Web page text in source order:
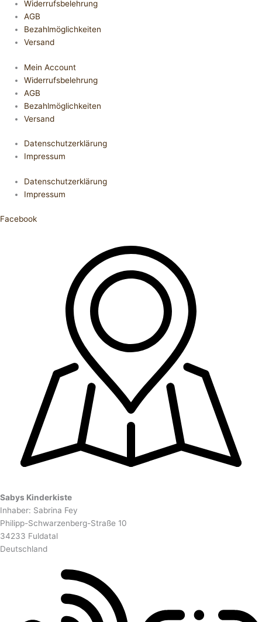
Widerrufsbelehrung
AGB
Bezahlmöglichkeiten
Versand
Mein Account
Widerrufsbelehrung
AGB
Bezahlmöglichkeiten
Versand
Datenschutzerklärung
Impressum
Datenschutzerklärung
Impressum
Facebook
Sabys Kinderkiste
Inhaber: Sabrina Fey
Philipp-Schwarzenberg-Straße 10
34233 Fuldatal
Deutschland